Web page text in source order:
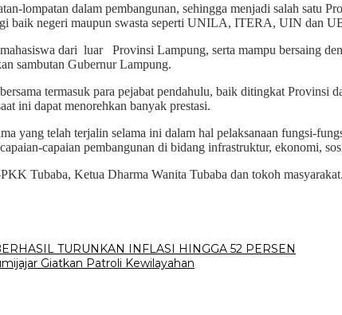
lompatan dalam pembangunan, sehingga menjadi salah satu
baik negeri maupun swasta seperti UNILA, ITERA, UIN dan
dari luar Provinsi Lampung, serta mampu bersaing
sambutan Gubernur Lampung.
termasuk para pejabat pendahulu, baik ditingkat Provinsi
ini dapat menorehkan banyak prestasi.
yang telah terjalin selama ini dalam hal pelaksanaan fungsi-
capaian pembangunan di bidang infrastruktur, ekonomi,
Tubaba, Ketua Dharma Wanita Tubaba dan tokoh
TURUNKAN INFLASI HINGGA 52 PERSEN
Giatkan Patroli Kewilayahan